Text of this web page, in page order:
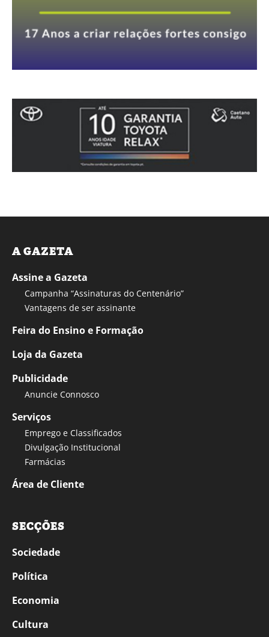
A GAZETA
Assine a Gazeta
Campanha “Assinaturas do Centenário”
Vantagens de ser assinante
Feira do Ensino e Formação
Loja da Gazeta
Publicidade
Anuncie Connosco
Serviços
Emprego e Classificados
Divulgação Institucional
Farmácias
Área de Cliente
SECÇÕES
Sociedade
Política
Economia
Cultura